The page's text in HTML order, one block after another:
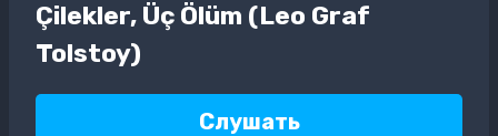
Çilekler, Üç Ölüm (Leo Graf
Tolstoy)
Слушать